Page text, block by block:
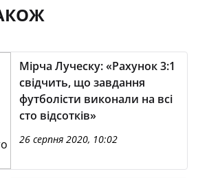
Мірча Луческу: «Рахунок 3:1
свідчить, що завдання
футболісти виконали на всі
сто відсотків»
26 серпня 2020, 10:02